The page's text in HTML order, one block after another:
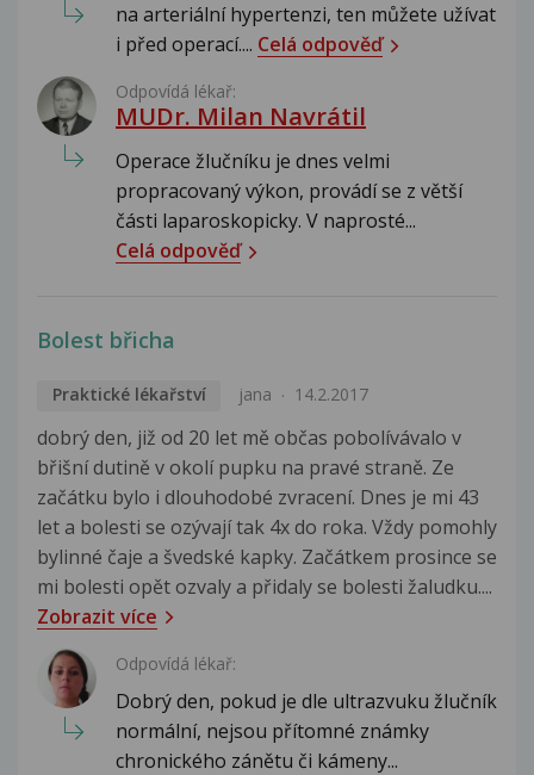
na arteriální hypertenzi, ten můžete užívat
i před operací.... Celá odpověď
Odpovídá lékař:
MUDr. Milan Navrátil
Operace žlučníku je dnes velmi
propracovaný výkon, provádí se z větší
části laparoskopicky. V naprosté...
Celá odpověď
Bolest břicha
Praktické lékařství jana 14.2.2017
dobrý den, již od 20 let mě občas pobolívávalo v
břišní dutině v okolí pupku na pravé straně. Ze
začátku bylo i dlouhodobé zvracení. Dnes je mi 43
let a bolesti se ozývají tak 4x do roka. Vždy pomohly
bylinné čaje a švedské kapky. Začátkem prosince se
mi bolesti opět ozvaly a přidaly se bolesti žaludku....
Zobrazit více
Odpovídá lékař:
Dobrý den, pokud je dle ultrazvuku žlučník
normální, nejsou přítomné známky
chronického zánětu či kámeny...